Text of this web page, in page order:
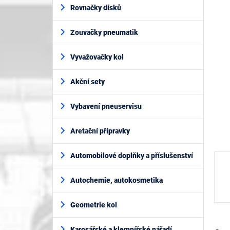
í
e
Rovnačky disků
Zouvačky pneumatik
Vyvažovačky kol
Akční sety
Vybavení pneuservisu
Aretační přípravky
Automobilové doplňky a příslušenství
Autochemie, autokosmetika
Geometrie kol